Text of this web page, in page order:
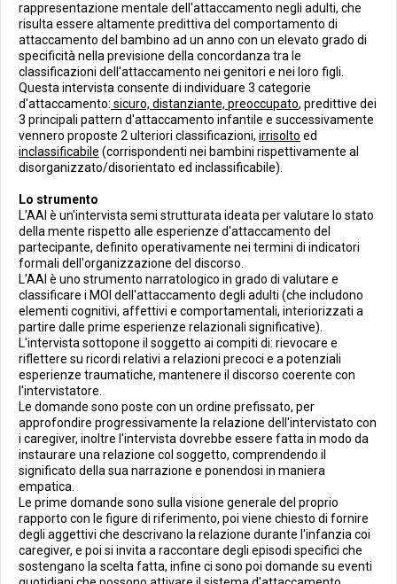
rappresentazione mentale dell'attaccamento negli adulti, che
risulta essere altamente predittiva del comportamento di
attaccamento del bambino ad un anno con un elevato grado di
specificità nella previsione della concordanza tra le
classificazioni dell'attaccamento nei genitori e nei loro figli.
Questa intervista consente di individuare 3 categorie
d'attaccamento: sicuro, distanziante, preoccupato, predittive dei
3 principali pattern d'attaccamento infantile e successivamente
vennero proposte 2 ulteriori classificazioni, irrisolto ed
inclassificabile (corrispondenti nei bambini rispettivamente al
disorganizzato/disorientato ed inclassificabile).
Lo strumento
L'AAI è un'intervista semi strutturata ideata per valutare lo stato
della mente rispetto alle esperienze d'attaccamento del
partecipante, definito operativamente nei termini di indicatori
formali dell'organizzazione del discorso.
L'AAI è uno strumento narratologico in grado di valutare e
classificare i MOI dell'attaccamento degli adulti (che includono
elementi cognitivi, affettivi e comportamentali, interiorizzati a
partire dalle prime esperienze relazionali significative).
L'intervista sottopone il soggetto ai compiti di: rievocare e
riflettere su ricordi relativi a relazioni precoci e a potenziali
esperienze traumatiche, mantenere il discorso coerente con
l'intervistatore.
Le domande sono poste con un ordine prefissato, per
approfondire progressivamente la relazione dell'intervistato con
i caregiver, inoltre l'intervista dovrebbe essere fatta in modo da
instaurare una relazione col soggetto, comprendendo il
significato della sua narrazione e ponendosi in maniera
empatica.
Le prime domande sono sulla visione generale del proprio
rapporto con le figure di riferimento, poi viene chiesto di fornire
degli aggettivi che descrivano la relazione durante l'infanzia coi
caregiver, e poi si invita a raccontare degli episodi specifici che
sostengano la scelta fatta, infine ci sono poi domande su eventi